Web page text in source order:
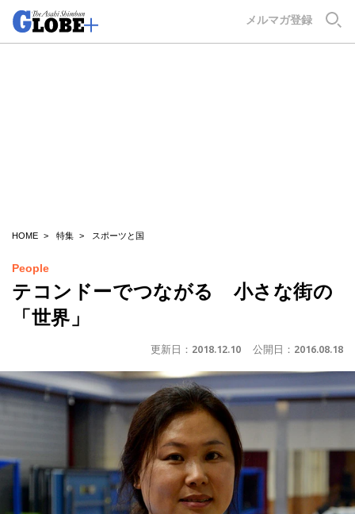
メルマガ登録
HOME 特集 スポーツと国
People
テコンドーでつながる 小さな街の
「世界」
更新日： 2018.12.10 公開日： 2016.08.18